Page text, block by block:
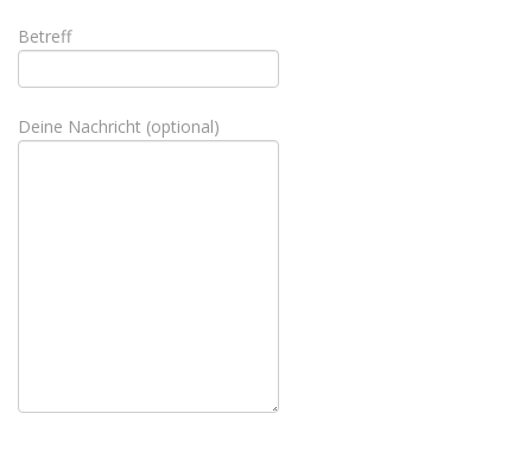
Betreff
Deine Nachricht (optional)